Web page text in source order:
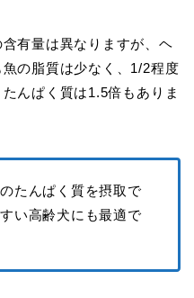
有量は異なりますが、ヘ
の脂質は少なく、1/2程度
んぱく質は1.5倍もありま
たんぱく質を摂取で
い高齢犬にも最適で